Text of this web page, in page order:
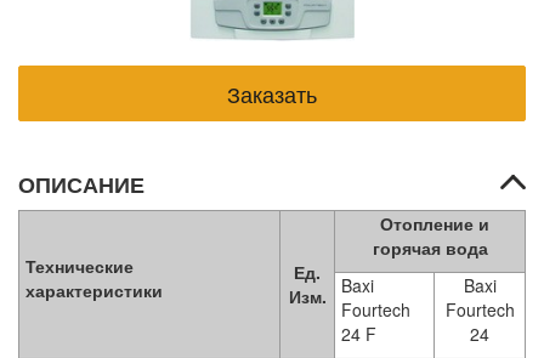
ОПИСАНИЕ
Технические
характеристики
Ед.
Изм.
Отопление и
горячая вода
Baxi
Fourtech
24 F
Baxi
Fourtech
24